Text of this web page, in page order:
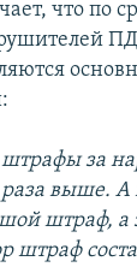
что по
за
выше. А
штраф,
штраф